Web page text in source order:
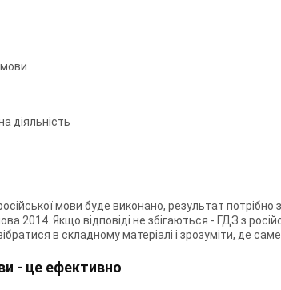
діяльність
мови буде виконано, результат
2014. Якщо відповіді не збігаються - ГДЗ з
в складному матеріалі і зрозуміти, де
- це ефективно